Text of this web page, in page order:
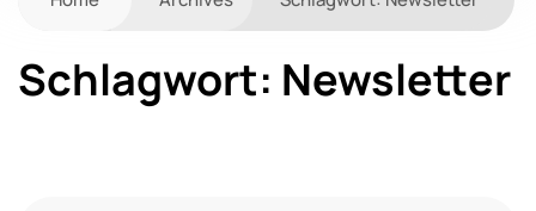
Schlagwort: Newsletter